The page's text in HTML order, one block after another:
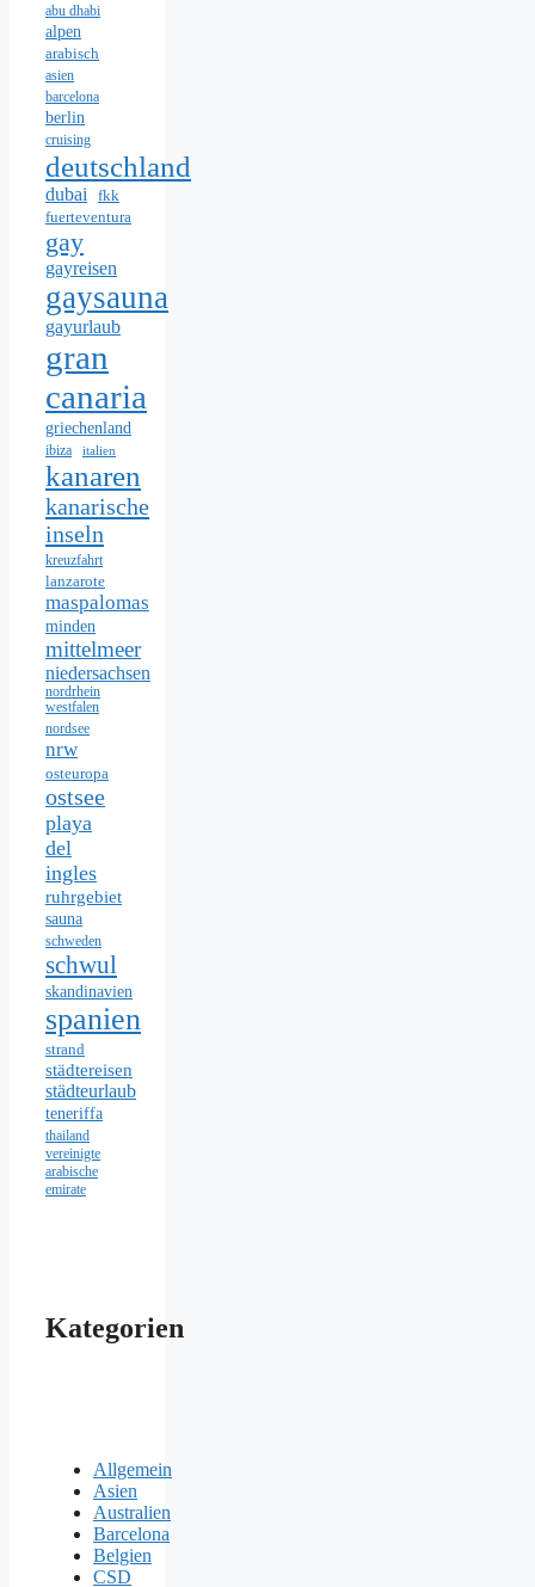
abu dhabi
alpen
arabisch
asien
barcelona
berlin
cruising
deutschland
dubai
fkk
fuerteventura
gay
gayreisen
gaysauna
gayurlaub
gran
canaria
griechenland
ibiza italien
kanaren
kanarische
inseln
kreuzfahrt
lanzarote
maspalomas
minden
mittelmeer
niedersachsen
nordrhein
westfalen
nordsee
nrw
osteuropa
ostsee
playa
del
ingles
ruhrgebiet
sauna
schweden
schwul
skandinavien
spanien
strand
städtereisen
städteurlaub
teneriffa
thailand
vereinigte
arabische
emirate
Kategorien
Allgemein
Asien
Australien
Barcelona
Belgien
CSD